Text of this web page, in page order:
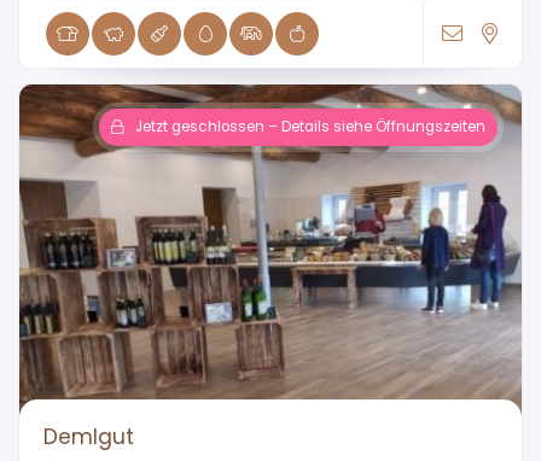
Jetzt geschlossen – Details siehe Öffnungszeiten
Demlgut